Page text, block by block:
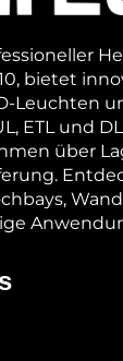
bietet
Leuchten
ETL und
über